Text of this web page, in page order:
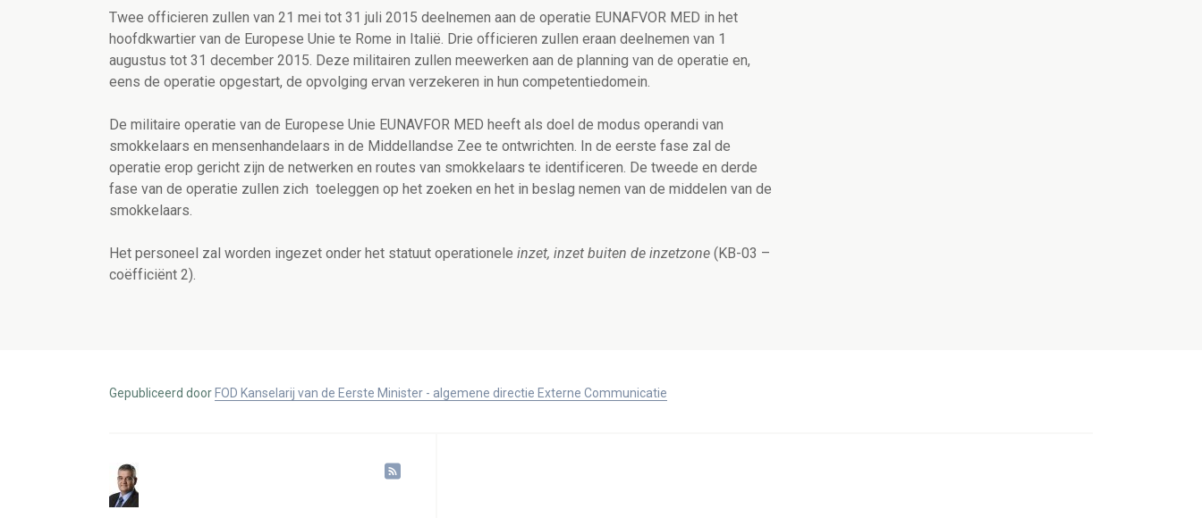
Twee officieren zullen van 21 mei tot 31 juli 2015 deelnemen aan de operatie EUNAFVOR MED in het
hoofdkwartier van de Europese Unie te Rome in Italië. Drie officieren zullen eraan deelnemen van 1
augustus tot 31 december 2015. Deze militairen zullen meewerken aan de planning van de operatie en,
eens de operatie opgestart, de opvolging ervan verzekeren in hun competentiedomein.
De militaire operatie van de Europese Unie EUNAVFOR MED heeft als doel de modus operandi van
smokkelaars en mensenhandelaars in de Middellandse Zee te ontwrichten. In de eerste fase zal de
operatie erop gericht zijn de netwerken en routes van smokkelaars te identificeren. De tweede en derde
fase van de operatie zullen zich toeleggen op het zoeken en het in beslag nemen van de middelen van de
smokkelaars.
Het personeel zal worden ingezet onder het statuut operationele inzet, inzet buiten de inzetzone (KB-03 –
coëfficiënt 2).
Gepubliceerd door FOD Kanselarij van de Eerste Minister - algemene directie Externe Communicatie